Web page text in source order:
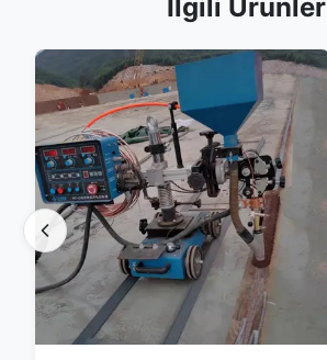
İlgili Ürünler